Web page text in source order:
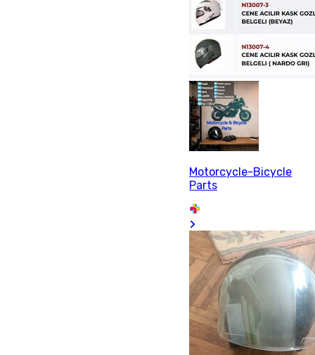
Motorcycle-Bicycle
Parts